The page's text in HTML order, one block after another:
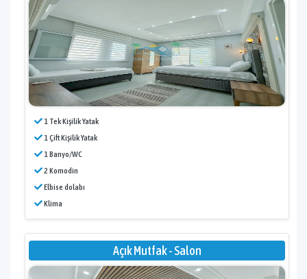
1 Tek Kişilik Yatak
1 Çift Kişilik Yatak
1 Banyo/WC
2 Komodin
Elbise dolabı
Klima
Açık Mutfak - Salon